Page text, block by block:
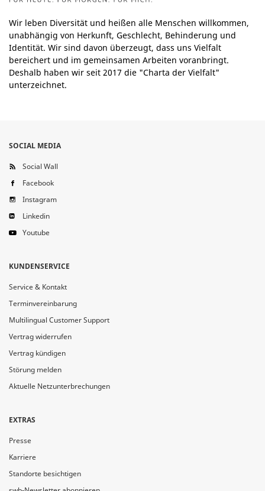
Wir leben Diversität und heißen alle Menschen willkommen,
unabhängig von Herkunft, Geschlecht, Behinderung und
Identität. Wir sind davon überzeugt, dass uns Vielfalt
bereichert und im gemeinsamen Arbeiten voranbringt.
Deshalb haben wir seit 2017 die "Charta der Vielfalt"
unterzeichnet.
SOCIAL MEDIA
Social Wall
Facebook
Instagram
Linkedin
Youtube
KUNDENSERVICE
Service & Kontakt
Terminvereinbarung
Multilingual Customer Support
Vertrag widerrufen
Vertrag kündigen
Störung melden
Aktuelle Netzunterbrechungen
EXTRAS
Presse
Karriere
Standorte besichtigen